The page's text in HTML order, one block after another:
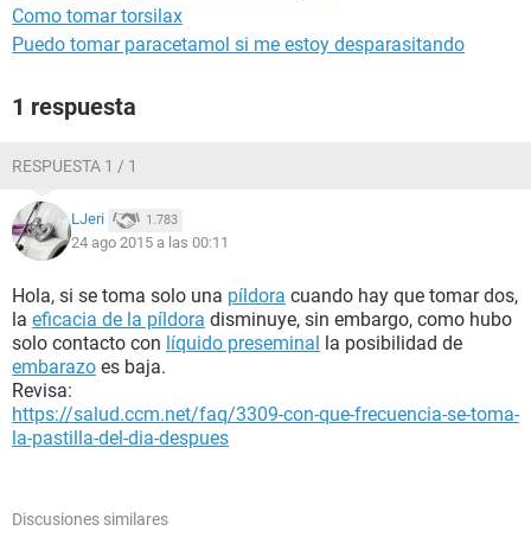
Como tomar torsilax
Puedo tomar paracetamol si me estoy desparasitando
1 respuesta
RESPUESTA 1 / 1
LJeri 1.783
24 ago 2015 a las 00:11
Hola, si se toma solo una píldora cuando hay que tomar dos,
la eficacia de la píldora disminuye, sin embargo, como hubo
solo contacto con líquido preseminal la posibilidad de
embarazo es baja.
Revisa:
https://salud.ccm.net/faq/3309-con-que-frecuencia-se-toma-
la-pastilla-del-dia-despues
Discusiones similares